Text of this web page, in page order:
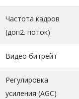
Частота кадров
(доп2. поток)
Видео битрейт
Регулировка
усиления (AGC)